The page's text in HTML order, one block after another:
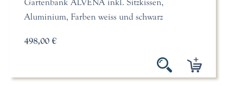
Gartenbank ALVENA inkl. Sitzkissen,
Aluminium, Farben weiss und schwarz
498,00 €